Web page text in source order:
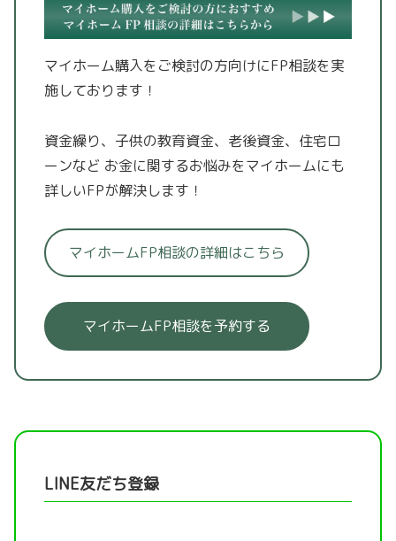
マイホーム購入をご検討の方向けにFP相談を実
施しております！
資金繰り、子供の教育資金、老後資金、住宅ロ
ーンなど お金に関するお悩みをマイホームにも
詳しいFPが解決します！
マイホームFP相談の詳細はこちら
マイホームFP相談を予約する
LINE友だち登録